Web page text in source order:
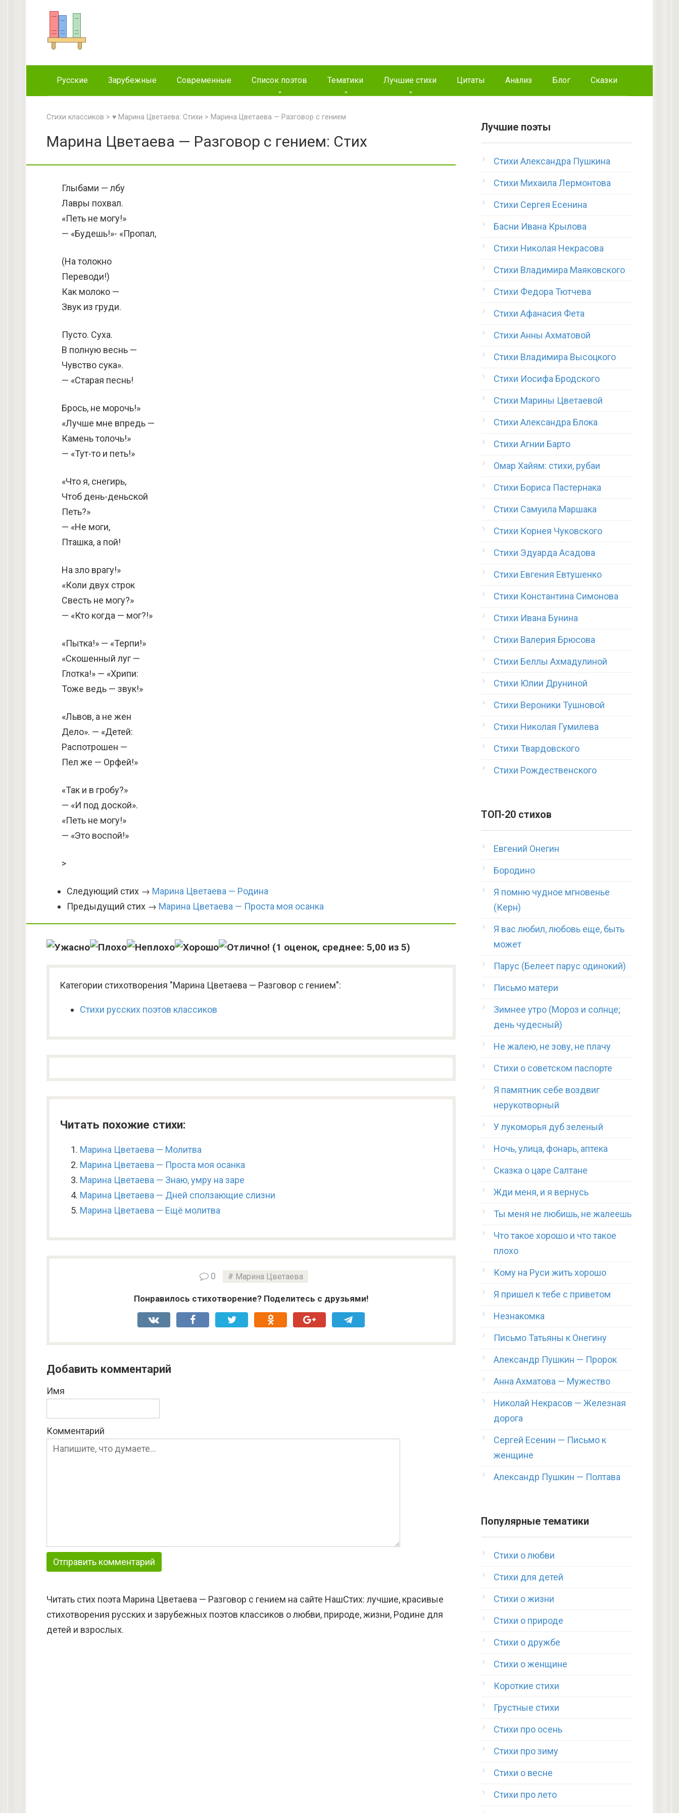
Русские Зарубежные Современные Список поэтов Тематики Лучшие стихи Цитаты Анализ Блог Сказки
Стихи классиков > ♥ Марина Цветаева: Стихи > Марина Цветаева — Разговор с гением
Марина Цветаева — Разговор с гением: Стих
Глыбами — лбу
Лавры похвал.
«Петь не могу!»
— «Будешь!»- «Пропал,
(На толокно
Переводи!)
Как молоко —
Звук из груди.
Пусто. Суха.
В полную веснь —
Чувство сука».
— «Старая песнь!
Брось, не морочь!»
«Лучше мне впредь —
Камень толочь!»
— «Тут-то и петь!»
«Что я, снегирь,
Чтоб день-деньской
Петь?»
— «Не моги,
Пташка, а пой!
На зло врагу!»
«Коли двух строк
Свесть не могу?»
— «Кто когда — мог?!»
«Пытка!» — «Терпи!»
«Скошенный луг —
Глотка!» — «Хрипи:
Тоже ведь — звук!»
«Львов, а не жен
Дело». — «Детей:
Распотрошен —
Пел же — Орфей!»
«Так и в гробу?»
— «И под доской».
«Петь не могу!»
— «Это воспой!»
>
Следующий стих → Марина Цветаева — Родина
Предыдущий стих → Марина Цветаева — Проста моя осанка
(1 оценок, среднее: 5,00 из 5)
Категории стихотворения "Марина Цветаева — Разговор с гением":
Стихи русских поэтов классиков
Читать похожие стихи:
Марина Цветаева — Молитва
Марина Цветаева — Проста моя осанка
Марина Цветаева — Знаю, умру на заре
Марина Цветаева — Дней сползающие слизни
Марина Цветаева — Ещё молитва
0 Марина Цветаева
Понравилось стихотворение? Поделитесь с друзьями!
Добавить комментарий
Имя
Комментарий
Читать стих поэта Марина Цветаева — Разговор с гением на сайте НашСтих: лучшие, красивые
стихотворения русских и зарубежных поэтов классиков о любви, природе, жизни, Родине для
детей и взрослых.
Лучшие поэты
Стихи Александра Пушкина
Стихи Михаила Лермонтова
Стихи Сергея Есенина
Басни Ивана Крылова
Стихи Николая Некрасова
Стихи Владимира Маяковского
Стихи Федора Тютчева
Стихи Афанасия Фета
Стихи Анны Ахматовой
Стихи Владимира Высоцкого
Стихи Иосифа Бродского
Стихи Марины Цветаевой
Стихи Александра Блока
Стихи Агнии Барто
Омар Хайям: стихи, рубаи
Стихи Бориса Пастернака
Стихи Самуила Маршака
Стихи Корнея Чуковского
Стихи Эдуарда Асадова
Стихи Евгения Евтушенко
Стихи Константина Симонова
Стихи Ивана Бунина
Стихи Валерия Брюсова
Стихи Беллы Ахмадулиной
Стихи Юлии Друниной
Стихи Вероники Тушновой
Стихи Николая Гумилева
Стихи Твардовского
Стихи Рождественского
ТОП-20 стихов
Евгений Онегин
Бородино
Я помню чудное мгновенье
(Керн)
Я вас любил, любовь еще, быть
может
Парус (Белеет парус одинокий)
Письмо матери
Зимнее утро (Мороз и солнце;
день чудесный)
Не жалею, не зову, не плачу
Стихи о советском паспорте
Я памятник себе воздвиг
нерукотворный
У лукоморья дуб зеленый
Ночь, улица, фонарь, аптека
Сказка о царе Салтане
Жди меня, и я вернусь
Ты меня не любишь, не жалеешь
Что такое хорошо и что такое
плохо
Кому на Руси жить хорошо
Я пришел к тебе с приветом
Незнакомка
Письмо Татьяны к Онегину
Александр Пушкин — Пророк
Анна Ахматова — Мужество
Николай Некрасов — Железная
дорога
Сергей Есенин — Письмо к
женщине
Александр Пушкин — Полтава
Популярные тематики
Стихи о любви
Стихи для детей
Стихи о жизни
Стихи о природе
Стихи о дружбе
Стихи о женщине
Короткие стихи
Грустные стихи
Стихи про осень
Стихи про зиму
Стихи о весне
Стихи про лето